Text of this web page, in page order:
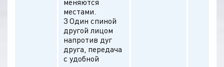
меняются
местами.
3 Один спиной
другой лицом
напротив дуг
друга, передача
с удобной